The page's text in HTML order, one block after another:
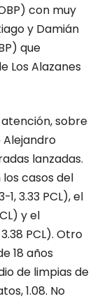
con muy
y Damián
que
Los Alazanes
sobre
lanzadas.
casos del
3.33 PCL), el
y el
PCL). Otro
18 años
de limpias de
1.08. No